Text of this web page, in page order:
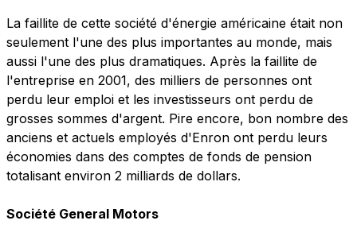
La faillite de cette société d'énergie américaine était non
seulement l'une des plus importantes au monde, mais
aussi l'une des plus dramatiques. Après la faillite de
l'entreprise en 2001, des milliers de personnes ont
perdu leur emploi et les investisseurs ont perdu de
grosses sommes d'argent. Pire encore, bon nombre des
anciens et actuels employés d'Enron ont perdu leurs
économies dans des comptes de fonds de pension
totalisant environ 2 milliards de dollars.
Société General Motors